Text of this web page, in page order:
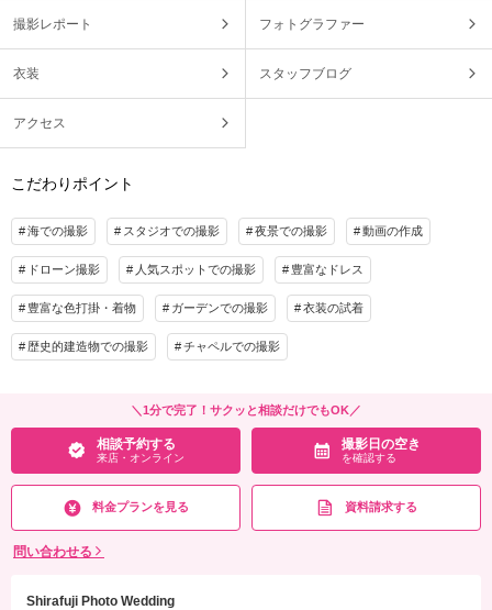
撮影レポート フォトグラファー
衣装 スタッフブログ
アクセス
こだわりポイント
海での撮影 スタジオでの撮影 夜景での撮影 動画の作成
ドローン撮影 人気スポットでの撮影 豊富なドレス
豊富な色打掛・着物 ガーデンでの撮影 衣装の試着
歴史的建造物での撮影 チャペルでの撮影
＼1分で完了！サクッと相談だけでもOK／
相談予約する
来店・オンライン
撮影日の空き
を確認する
料金プランを見る 資料請求する
問い合わせる
Shirafuji Photo Wedding